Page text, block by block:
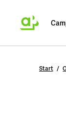
Start